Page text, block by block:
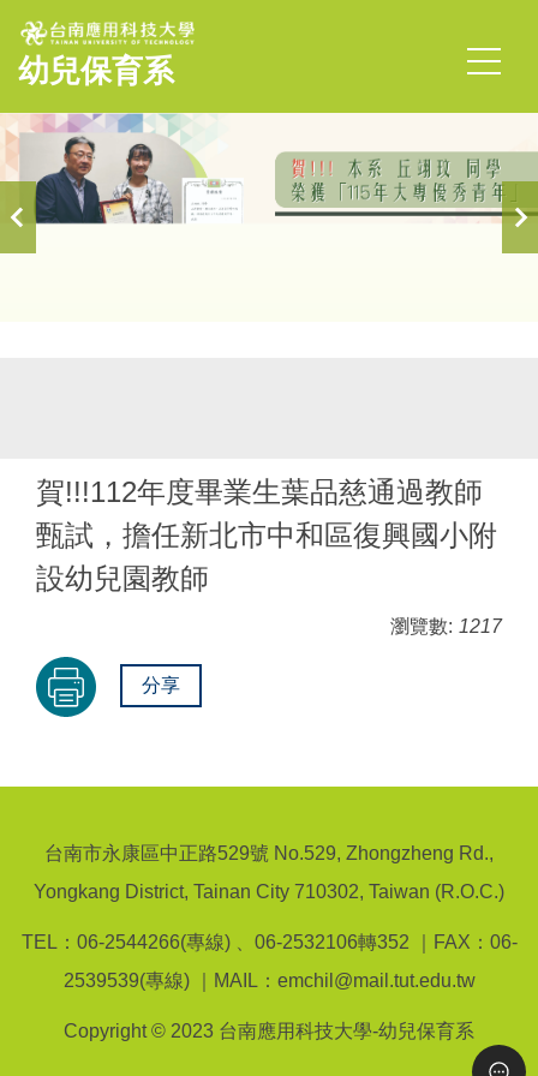
跳
到
主
內
容
幼兒保育系
賀!!!112年度畢業生葉品慈通過教師
甄試，擔任新北市中和區復興國小附
設幼兒園教師
瀏覽數: 1217
分享
台南市永康區中正路529號 No.529, Zhongzheng Rd.,
Yongkang District, Tainan City 710302, Taiwan (R.O.C.)
TEL：06-2544266(專線) 、06-2532106轉352 ｜FAX：06-
2539539(專線) ｜MAIL：emchil@mail.tut.edu.tw
Copyright © 2023 台南應用科技大學-幼兒保育系